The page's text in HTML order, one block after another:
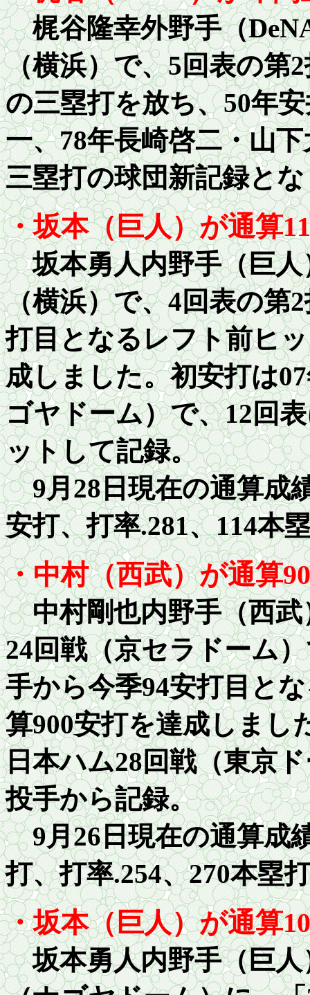
梶谷隆幸外野手（
（横浜）で、5回表の第
の三塁打を放ち、50年
一、78年長崎啓二・山
三塁打の球団新記録と
・坂本（巨人）が通算11
坂本勇人内野手（巨人
（横浜）で、4回表の第
打目となるレフト前ヒ
成しました。初安打は07
ゴヤドーム）で、12回
ットして記録。
9月28日現在の通算成
安打、打率.281、114本
・中村（西武）が通算
中村剛也内野手（西武
24回戦（京セラドーム
手から今季94安打目と
算900安打を達成しまし
日本ハム28回戦（東京
投手から記録。
9月26日現在の通算成
打、打率.254、270本塁
・坂本（巨人）が通算
坂本勇人内野手（巨人